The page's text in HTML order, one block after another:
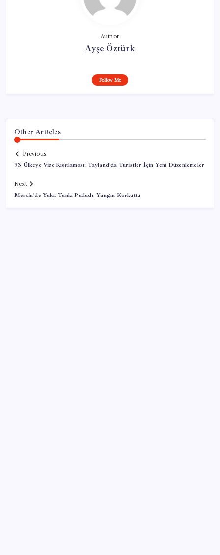
Author
Ayşe Öztürk
Follow Me
Other Articles
Previous
93 Ülkeye Vize Kısıtlaması: Tayland’da Turistler İçin Yeni Düzenlemeler
Next
Mersin’de Yakıt Tankı Patladı: Yangın Korkuttu